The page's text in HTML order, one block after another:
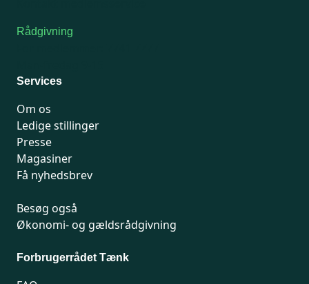
Rådgivning
Services
Om os
Ledige stillinger
Presse
Magasiner
Få nyhedsbrev
Besøg også
Økonomi- og gældsrådgivning
Forbrugerrådet Tænk